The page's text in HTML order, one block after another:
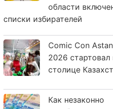
области
списки избирателей
Comic Con
2026 стартовал
столице
Как незаконно